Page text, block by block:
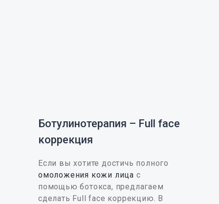
Ботулинотерапия – Full face
коррекция
Если вы хотите достичь полного
омоложения кожи лица с
помощью ботокса, предлагаем
сделать Full face коррекцию. В